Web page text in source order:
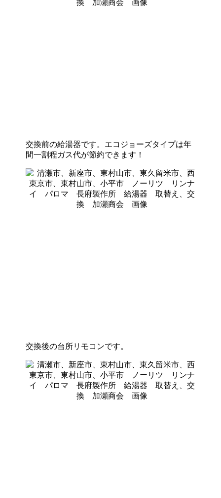
交換前の給湯器です。エコジョーズタイプは年
間一割程ガス代が節約できます！
交換後の台所リモコンです。